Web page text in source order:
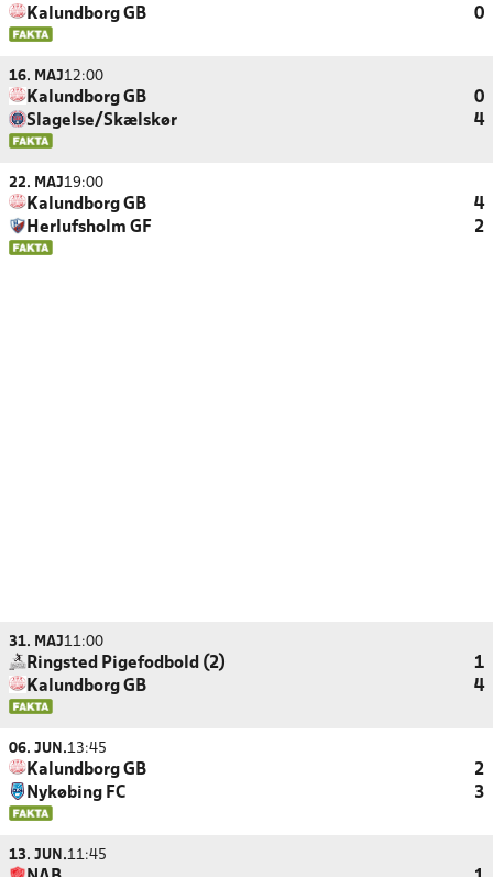
Kalundborg GB
0
16. MAJ12:00
Kalundborg GB
0
Slagelse/Skælskør
4
22. MAJ19:00
Kalundborg GB
4
Herlufsholm GF
2
31. MAJ11:00
Ringsted Pigefodbold (2)
1
Kalundborg GB
4
06. JUN.13:45
Kalundborg GB
2
Nykøbing FC
3
13. JUN.11:45